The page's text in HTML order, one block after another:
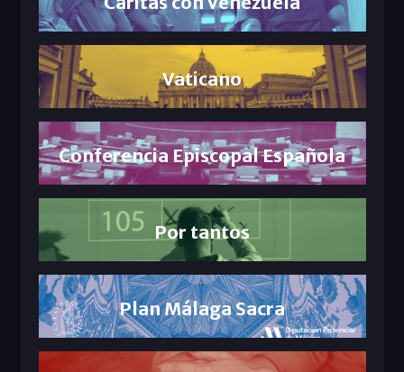
Vaticano
Conferencia Episcopal Española
Por tantos
Plan Málaga Sacra